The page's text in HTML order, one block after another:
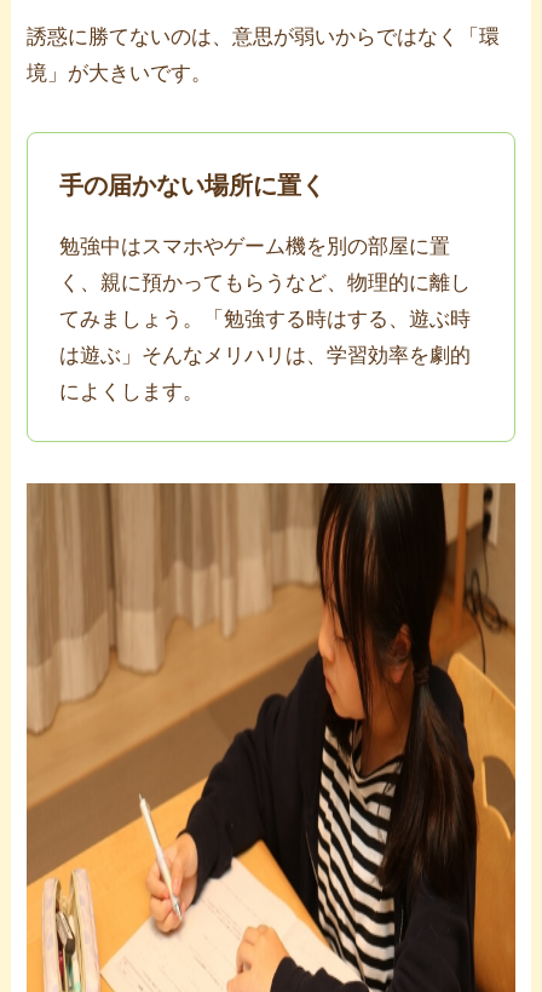
誘惑に勝てないのは、意思が弱いからではなく「環
境」が大きいです。
手の届かない場所に置く
勉強中はスマホやゲーム機を別の部屋に置
く、親に預かってもらうなど、物理的に離し
てみましょう。「勉強する時はする、遊ぶ時
は遊ぶ」そんなメリハリは、学習効率を劇的
によくします。